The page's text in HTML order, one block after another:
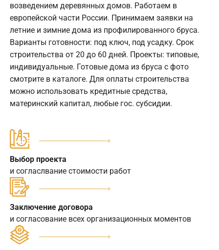
возведением деревянных домов. Работаем в
европейской части России. Принимаем заявки на
летние и зимние дома из профилированного бруса.
Варианты готовности: под ключ, под усадку. Срок
строительства от 20 до 60 дней. Проекты: типовые,
индивидуальные. Готовые дома из бруса с фото
смотрите в каталоге. Для оплаты строительства
можно использовать кредитные средства,
материнский капитал, любые гос. субсидии.
Выбор проекта
и согласлвание стоимости работ
Заключение договора
и согласование всех организационных моментов